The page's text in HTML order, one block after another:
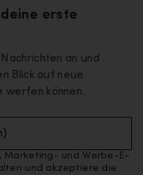
erste
an und
Blick auf neue
werfen können.
Marketing- und Werbe-E-
und akzeptiere die